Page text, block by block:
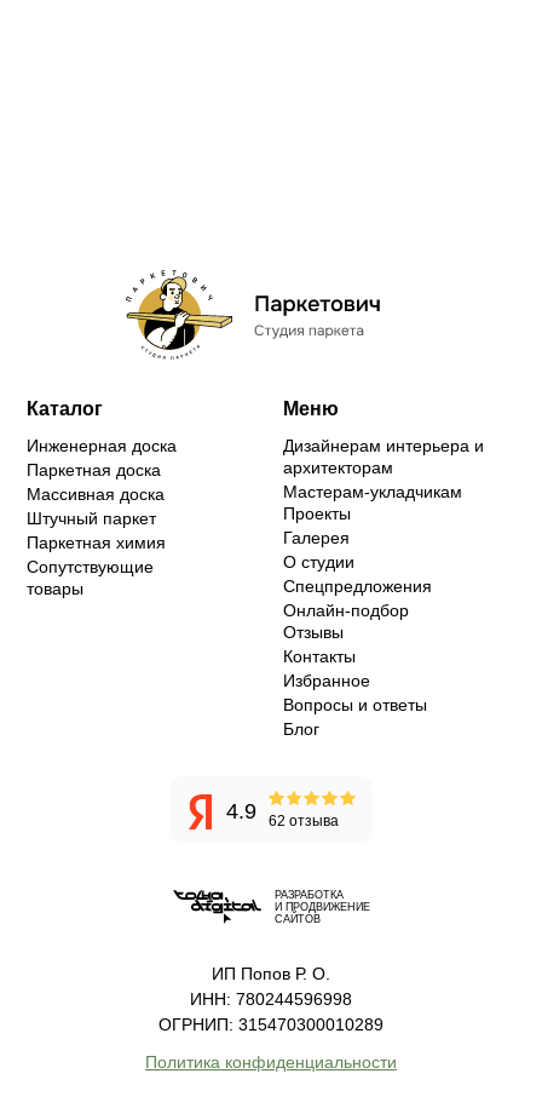
Каталог
Инженерная доска
Паркетная доска
Массивная доска
Штучный паркет
Паркетная химия
Сопутствующие
товары
Меню
Дизайнерам интерьера и
архитекторам
Мастерам-укладчикам
Проекты
Галерея
О студии
Спецпредложения
Онлайн-подбор
Отзывы
Контакты
Избранное
Вопросы и ответы
Блог
4.9 62 отзыва
РАЗРАБОТКА
И ПРОДВИЖЕНИЕ
САЙТОВ
ИП Попов Р. О.
ИНН: 780244596998
ОГРНИП: 315470300010289
Политика конфиденциальности